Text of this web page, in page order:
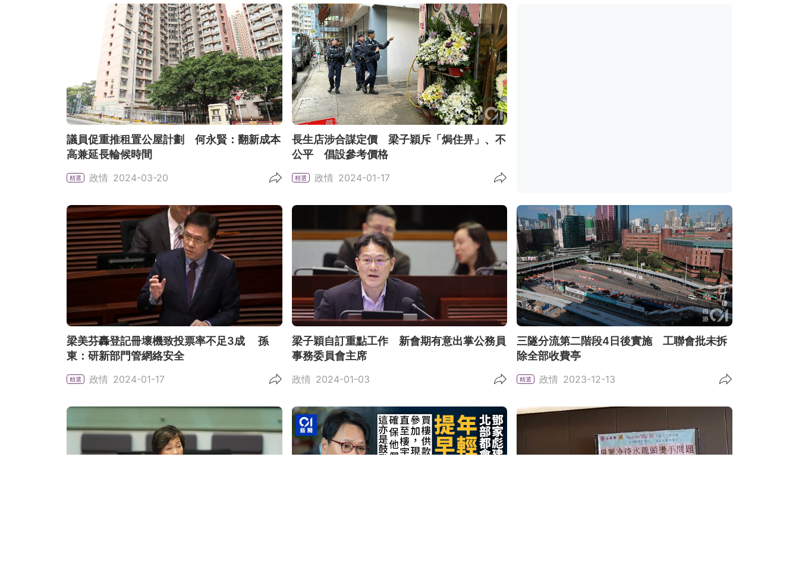
議員促重推租置公屋計劃 何永賢：翻新成本
高兼延長輪候時間
精選 政情 2024-03-20
長生店涉合謀定價 梁子穎斥「焗住畀」、不
公平 倡設參考價格
精選 政情 2024-01-17
梁美芬轟登記冊壞機致投票率不足3成 孫
東：研新部門管網絡安全
精選 政情 2024-01-17
梁子穎自訂重點工作 新會期有意出掌公務員
事務委員會主席
政情 2024-01-03
三隧分流第二階段4日後實施 工聯會批未拆
除全部收費亭
精選 政情 2023-12-13